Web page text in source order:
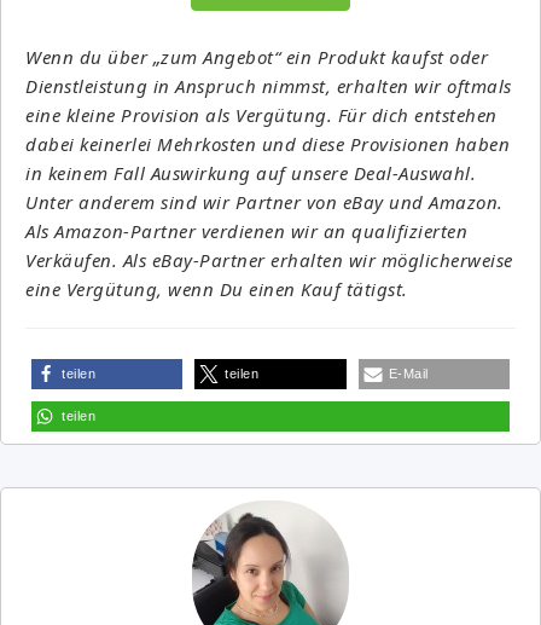
Wenn du über „zum Angebot“ ein Produkt kaufst oder
Dienstleistung in Anspruch nimmst, erhalten wir oftmals
eine kleine Provision als Vergütung. Für dich entstehen
dabei keinerlei Mehrkosten und diese Provisionen haben
in keinem Fall Auswirkung auf unsere Deal-Auswahl.
Unter anderem sind wir Partner von eBay und Amazon.
Als Amazon-Partner verdienen wir an qualifizierten
Verkäufen. Als eBay-Partner erhalten wir möglicherweise
eine Vergütung, wenn Du einen Kauf tätigst.
teilen teilen E-Mail
teilen